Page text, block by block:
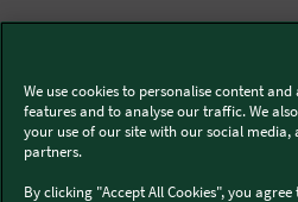
Thermomix®
We use cookies to personalise content
features and to analyse our traffic. We
your use of our site with our social
partners.
By clicking "Accept All Cookies", you